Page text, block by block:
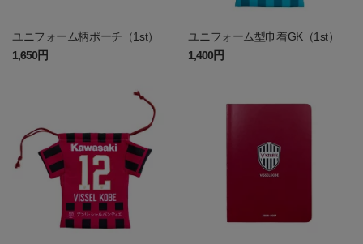
ユニフォーム柄ポーチ（1st）
1,650円
ユニフォーム型巾着GK（1st）
1,400円